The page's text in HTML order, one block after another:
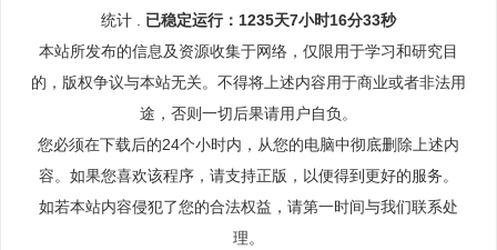
统计
已稳定运行：1235天7小时16分34秒
本站所发布的信息及资源收集于网络，仅限用于学习和研究目
的，版权争议与本站无关。不得将上述内容用于商业或者非法用
途，否则一切后果请用户自负。
您必须在下载后的24个小时内，从您的电脑中彻底删除上述内
容。如果您喜欢该程序，请支持正版，以便得到更好的服务。
如若本站内容侵犯了您的合法权益，请第一时间与我们联系处
理。